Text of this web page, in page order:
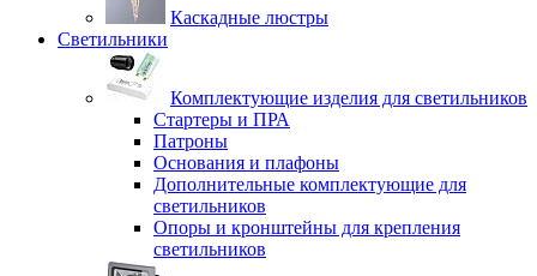
Каскадные люстры
Светильники
Комплектующие изделия для светильников
Стартеры и ПРА
Патроны
Основания и плафоны
Дополнительные комплектующие для
светильников
Опоры и кронштейны для крепления
светильников